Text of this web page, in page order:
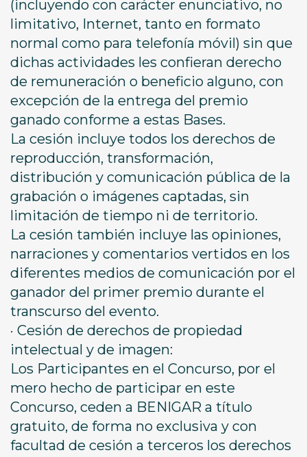
(incluyendo con carácter enunciativo, no
limitativo, Internet, tanto en formato
normal como para telefonía móvil) sin que
dichas actividades les confieran derecho
de remuneración o beneficio alguno, con
excepción de la entrega del premio
ganado conforme a estas Bases.
La cesión incluye todos los derechos de
reproducción, transformación,
distribución y comunicación pública de la
grabación o imágenes captadas, sin
limitación de tiempo ni de territorio.
La cesión también incluye las opiniones,
narraciones y comentarios vertidos en los
diferentes medios de comunicación por el
ganador del primer premio durante el
transcurso del evento.
· Cesión de derechos de propiedad
intelectual y de imagen:
Los Participantes en el Concurso, por el
mero hecho de participar en este
Concurso, ceden a BENIGAR a título
gratuito, de forma no exclusiva y con
facultad de cesión a terceros los derechos